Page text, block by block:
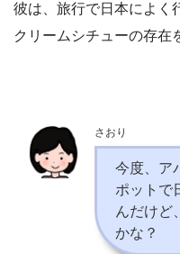
彼は、旅行で日本によく
クリームシチューの存在
さおり
今度、ア
ポットで
んだけど
かな？